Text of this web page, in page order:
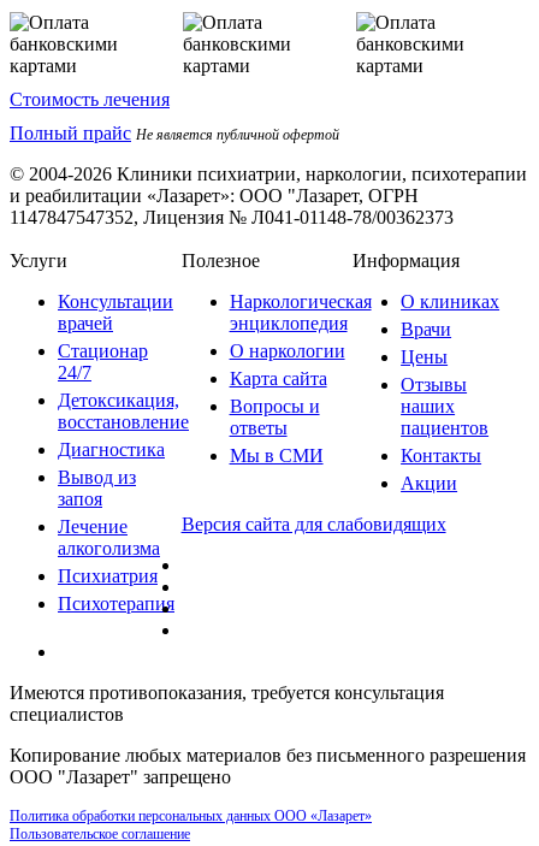
Стоимость лечения
Полный прайс Не является публичной офертой
© 2004-2026 Клиники психиатрии, наркологии, психотерапии
и реабилитации «Лазарет»: ООО "Лазарет, ОГРН
1147847547352, Лицензия № Л041-01148-78/00362373
Услуги
Консультации
врачей
Стационар
24/7
Детоксикация,
восстановление
Диагностика
Вывод из
запоя
Лечение
алкоголизма
Психиатрия
Психотерапия
Полезное
Наркологическая
энциклопедия
О наркологии
Карта сайта
Вопросы и
ответы
Мы в СМИ
Информация
О клиниках
Врачи
Цены
Отзывы
наших
пациентов
Контакты
Акции
Версия сайта для слабовидящих
Имеются противопоказания, требуется консультация
специалистов
Копирование любых материалов без письменного разрешения
ООО "Лазарет" запрещено
Политика обработки персональных данных ООО «Лазарет»
Пользовательское соглашение